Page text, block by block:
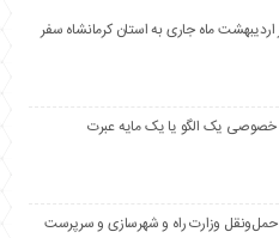
ماه جاری به استان کرمانشاه سفر
یک الگو یا یک مایه عبرت
حمل‌ونقل وزارت راه و شهرسازی و سرپرست